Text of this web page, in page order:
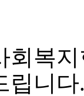
회복
립니다